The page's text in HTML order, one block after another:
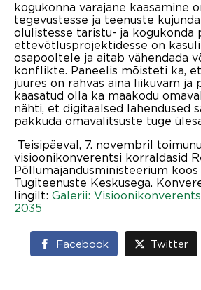
kogukonna varajane kaasamine
tegevustesse ja teenuste
olulistesse taristu- ja kogukonda
ettevõtlusprojektidesse on
osapooltele ja aitab vähendada
konflikte. Paneelis mõisteti ka,
juures on rahvas aina liikuvam ja
kaasatud olla ka maakodu
nähti, et digitaalsed lahendused
pakkuda omavalitsuste tuge
Teisipäeval, 7. novembril
visioonikonverentsi korraldasid
Põllumajandusministeerium koos
Tugiteenuste Keskusega.
lingilt: Galerii:
2035
Facebook Twitter